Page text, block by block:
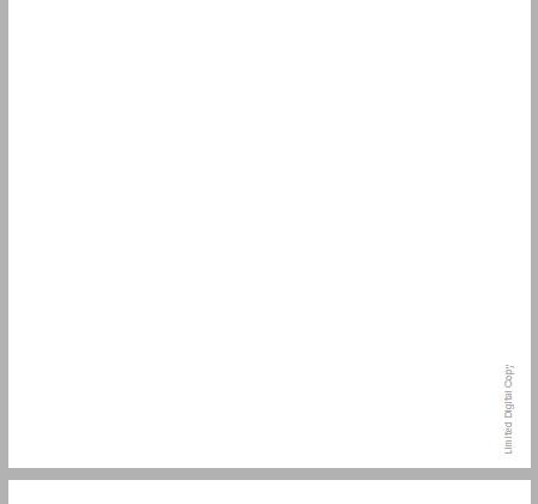
פרק ראשון: לגלות את החמלה העצמית ... 13